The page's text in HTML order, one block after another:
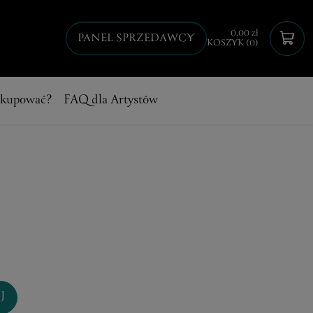
PANEL SPRZEDAWCY 0.00 zł
KOSZYK (0)
FAQ dla Artystów